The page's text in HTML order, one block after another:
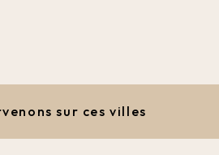
sur ces villes